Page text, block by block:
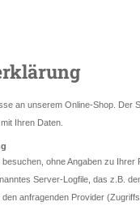
an unserem Online-Shop.
Ihren Daten.
ohne Angaben zu
Server-Logfile, das z.B.
anfragenden Provider